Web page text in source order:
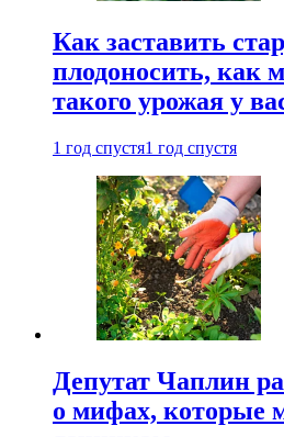
Как заставить
плодоносить, как
такого урожая у
1 год спустя1 год спустя
Депутат Чаплин
о мифах, которые